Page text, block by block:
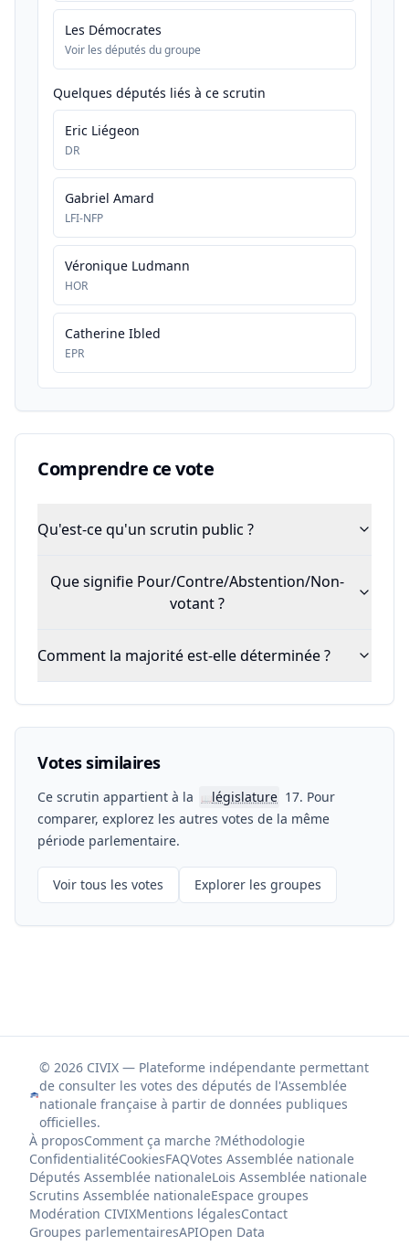
Les Démocrates
Voir les députés du groupe
Quelques députés liés à ce scrutin
Eric Liégeon
DR
Gabriel Amard
LFI-NFP
Véronique Ludmann
HOR
Catherine Ibled
EPR
Comprendre ce vote
Qu'est-ce qu'un scrutin public ?
Que signifie Pour/Contre/Abstention/Non-
votant ?
Comment la majorité est-elle déterminée ?
Votes similaires
Ce scrutin appartient à la 📖législature 17. Pour
comparer, explorez les autres votes de la même
période parlementaire.
Voir tous les votes Explorer les groupes
© 2026 CIVIX — Plateforme indépendante permettant
de consulter les votes des députés de l'Assemblée
nationale française à partir de données publiques
officielles.
À proposComment ça marche ?Méthodologie
ConfidentialitéCookiesFAQVotes Assemblée nationale
Députés Assemblée nationaleLois Assemblée nationale
Scrutins Assemblée nationaleEspace groupes
Modération CIVIXMentions légalesContact
Groupes parlementairesAPIOpen Data